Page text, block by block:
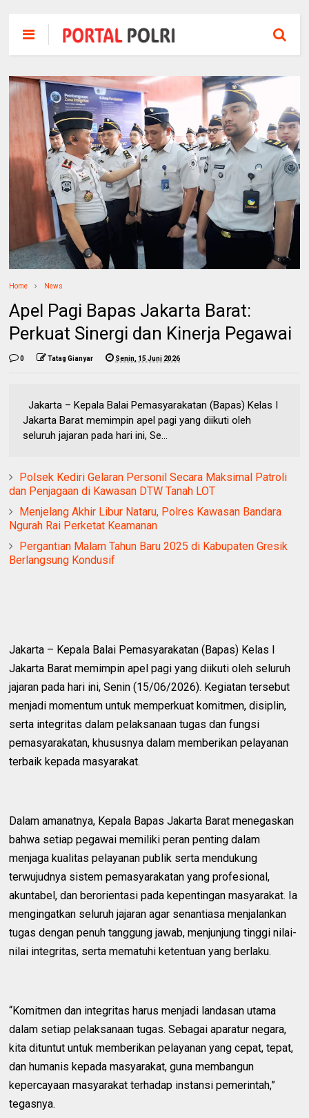
Home News
Apel Pagi Bapas Jakarta Barat:
Perkuat Sinergi dan Kinerja Pegawai
0 Tatag Gianyar Senin, 15 Juni 2026
Jakarta – Kepala Balai Pemasyarakatan (Bapas) Kelas I
Jakarta Barat memimpin apel pagi yang diikuti oleh
seluruh jajaran pada hari ini, Se...
Polsek Kediri Gelaran Personil Secara Maksimal Patroli
dan Penjagaan di Kawasan DTW Tanah LOT
Menjelang Akhir Libur Nataru, Polres Kawasan Bandara
Ngurah Rai Perketat Keamanan
Pergantian Malam Tahun Baru 2025 di Kabupaten Gresik
Berlangsung Kondusif
Jakarta – Kepala Balai Pemasyarakatan (Bapas) Kelas I
Jakarta Barat memimpin apel pagi yang diikuti oleh seluruh
jajaran pada hari ini, Senin (15/06/2026). Kegiatan tersebut
menjadi momentum untuk memperkuat komitmen, disiplin,
serta integritas dalam pelaksanaan tugas dan fungsi
pemasyarakatan, khususnya dalam memberikan pelayanan
terbaik kepada masyarakat.
Dalam amanatnya, Kepala Bapas Jakarta Barat menegaskan
bahwa setiap pegawai memiliki peran penting dalam
menjaga kualitas pelayanan publik serta mendukung
terwujudnya sistem pemasyarakatan yang profesional,
akuntabel, dan berorientasi pada kepentingan masyarakat. Ia
mengingatkan seluruh jajaran agar senantiasa menjalankan
tugas dengan penuh tanggung jawab, menjunjung tinggi nilai-
nilai integritas, serta mematuhi ketentuan yang berlaku.
“Komitmen dan integritas harus menjadi landasan utama
dalam setiap pelaksanaan tugas. Sebagai aparatur negara,
kita dituntut untuk memberikan pelayanan yang cepat, tepat,
dan humanis kepada masyarakat, guna membangun
kepercayaan masyarakat terhadap instansi pemerintah,”
tegasnya.